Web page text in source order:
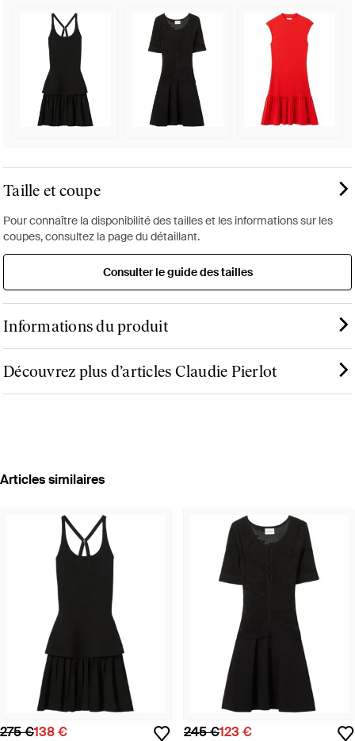
Taille et coupe
Pour connaître la disponibilité des tailles et les informations sur les
coupes, consultez la page du détaillant.
Consulter le guide des tailles
Informations du produit
Découvrez plus d’articles Claudie Pierlot
Articles similaires
275 €138 € 245 €123 €